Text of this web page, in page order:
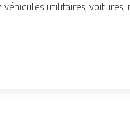
véhicules utilitaires, voitures,